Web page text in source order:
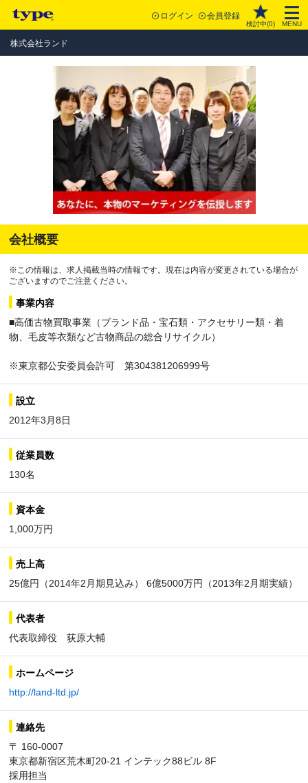
ログイン 会員登録
検討中(0) MENU
株式会社ランド
会社概要
※この情報は、求人掲載当時の情報です。現在は内容が変更されている場合が
ございますのでご注意ください。
事業内容
■高価古物買取事業（ブランド品・宝石類・アクセサリー類・着
物、毛皮等衣類など古物商品の総合リサイクル）
※東京都公安委員会許可 第304381206999号
設立
2012年3月8日
従業員数
130名
資本金
1,000万円
売上高
25億円（2014年2月期見込み） 6億5000万円（2013年2月期実績）
代表者
代表取締役 荻原大輔
ホームページ
http://land-ltd.jp/
連絡先
〒 160-0007
東京都新宿区荒木町20-21 インテック88ビル 8F
採用担当